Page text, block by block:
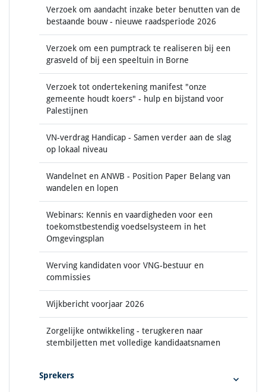
Verzoek om aandacht inzake beter benutten van de
bestaande bouw - nieuwe raadsperiode 2026
Verzoek om een pumptrack te realiseren bij een
grasveld of bij een speeltuin in Borne
Verzoek tot ondertekening manifest "onze
gemeente houdt koers" - hulp en bijstand voor
Palestijnen
VN-verdrag Handicap - Samen verder aan de slag
op lokaal niveau
Wandelnet en ANWB - Position Paper Belang van
wandelen en lopen
Webinars: Kennis en vaardigheden voor een
toekomstbestendig voedselsysteem in het
Omgevingsplan
Werving kandidaten voor VNG-bestuur en
commissies
Wijkbericht voorjaar 2026
Zorgelijke ontwikkeling - terugkeren naar
stembiljetten met volledige kandidaatsnamen
Sprekers